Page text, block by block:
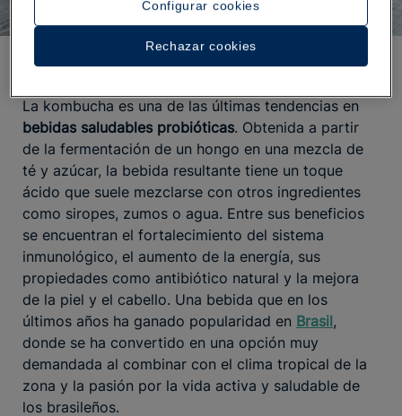
KOMBUCHA
La kombucha es una de las últimas tendencias en
bebidas saludables probióticas. Obtenida a partir
de la fermentación de un hongo en una mezcla de
té y azúcar, la bebida resultante tiene un toque
ácido que suele mezclarse con otros ingredientes
como siropes, zumos o agua. Entre sus beneficios
se encuentran el fortalecimiento del sistema
inmunológico, el aumento de la energía, sus
propiedades como antibiótico natural y la mejora
de la piel y el cabello. Una bebida que en los
últimos años ha ganado popularidad en Brasil,
donde se ha convertido en una opción muy
demandada al combinar con el clima tropical de la
zona y la pasión por la vida activa y saludable de
los brasileños.
Configurar cookies
Rechazar cookies